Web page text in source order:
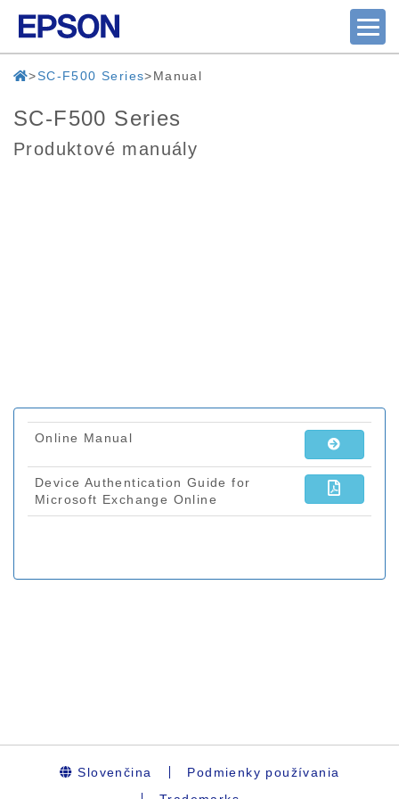
SC-F500 Series Manual
SC-F500 Series
Produktové manuály
Slovenčina
Podmienky používania